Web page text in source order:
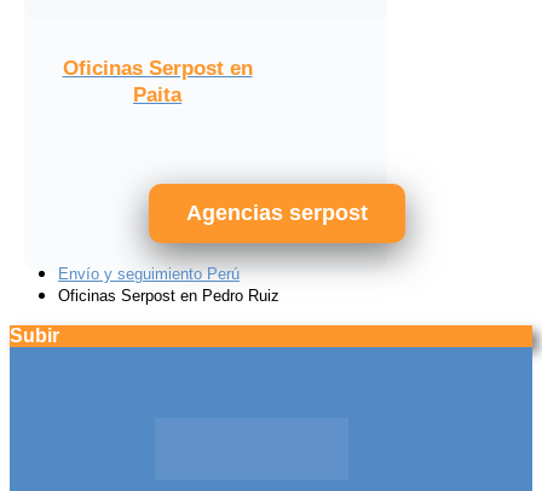
Oficinas Serpost en
Paita
Agencias serpost
Envío y seguimiento Perú
Oficinas Serpost en Pedro Ruiz
Subir